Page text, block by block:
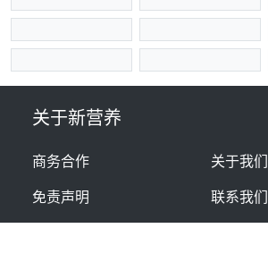
关于新营养
商务合作
关于我们
免责声明
联系我们